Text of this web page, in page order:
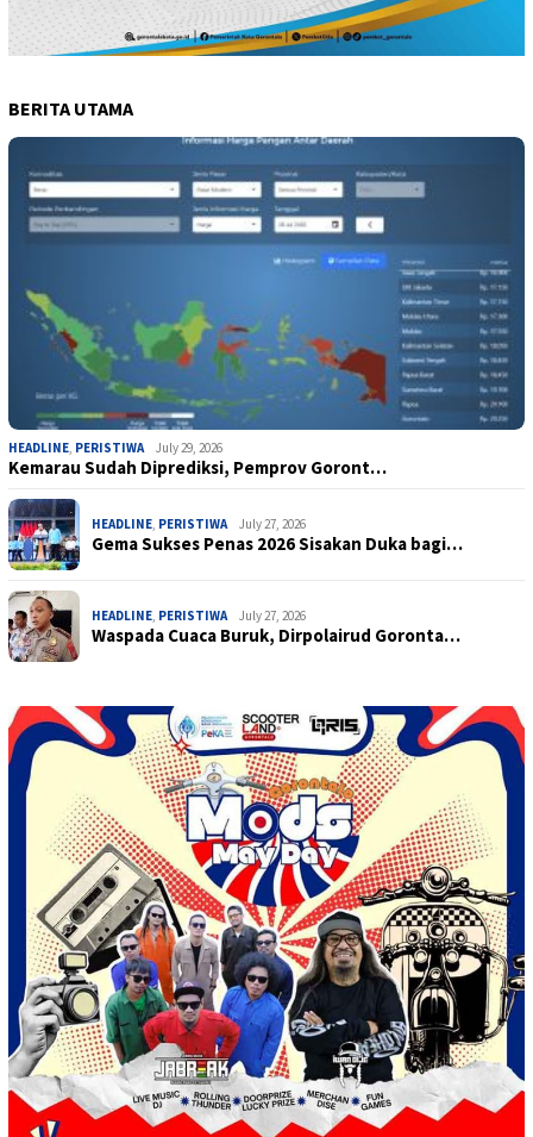
BERITA UTAMA
HEADLINE, PERISTIWA July 29, 2026
Kemarau Sudah Diprediksi, Pemprov Goront…
HEADLINE, PERISTIWA July 27, 2026
Gema Sukses Penas 2026 Sisakan Duka bagi…
HEADLINE, PERISTIWA July 27, 2026
Waspada Cuaca Buruk, Dirpolairud Goronta…